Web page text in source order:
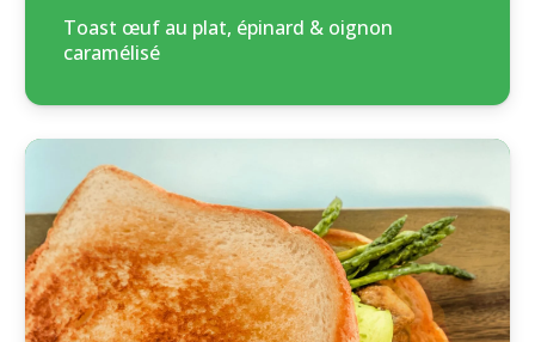
Toast œuf au plat, épinard & oignon
caramélisé